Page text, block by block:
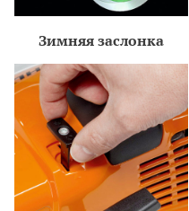
Зимняя заслонка